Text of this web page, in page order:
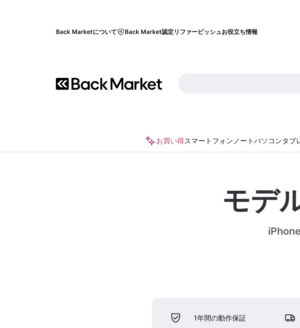
Back Marketについて Back Market認定リファービッシュお役立ち情報
お買い得スマートフォン ノートパソコンタブ
モデ
1年間の動作保証